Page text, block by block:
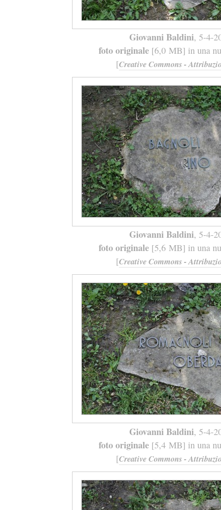
Giovanni Baldini, 5-4-
foto originale[6,0 MB] in una
[Creative Commons -
Giovanni Baldini, 5-4-
foto originale[5,6 MB] in una
[Creative Commons -
Giovanni Baldini, 5-4-
foto originale[5,4 MB] in una
[Creative Commons -